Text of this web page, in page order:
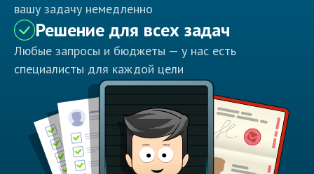
вашу задачу немедленно
Решение для всех задач
Любые запросы и бюджеты — у нас есть
специалисты для каждой цели